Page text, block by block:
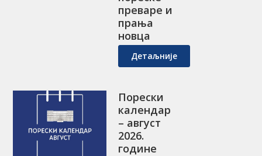
преваре и
прања
новца
Детаљније
Порески
календар
– август
2026.
године